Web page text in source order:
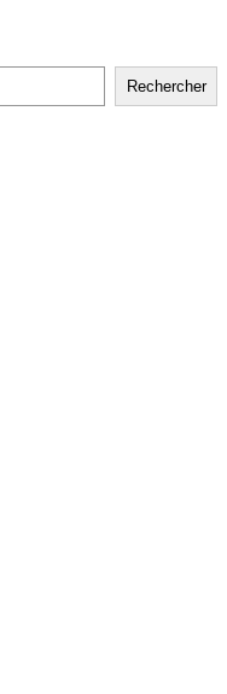
Rechercher